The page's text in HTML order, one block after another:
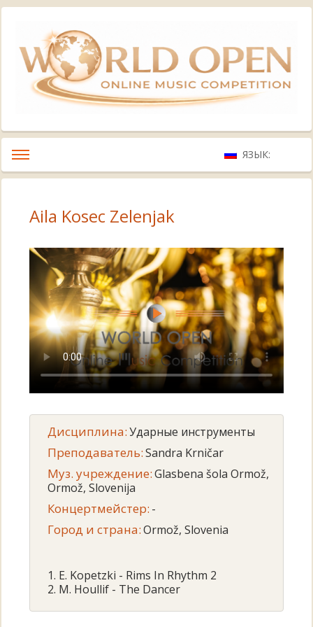
ЯЗЫК:
Aila Kosec Zelenjak
Дисциплина:Ударные инструменты
Преподаватель:Sandra Krničar
Муз. учреждение:Glasbena šola Ormož,
Ormož, Slovenija
Концертмейстер: -
Город и страна:Ormož, Slovenia
1. E. Kopetzki - Rims In Rhythm 2
2. M. Houllif - The Dancer